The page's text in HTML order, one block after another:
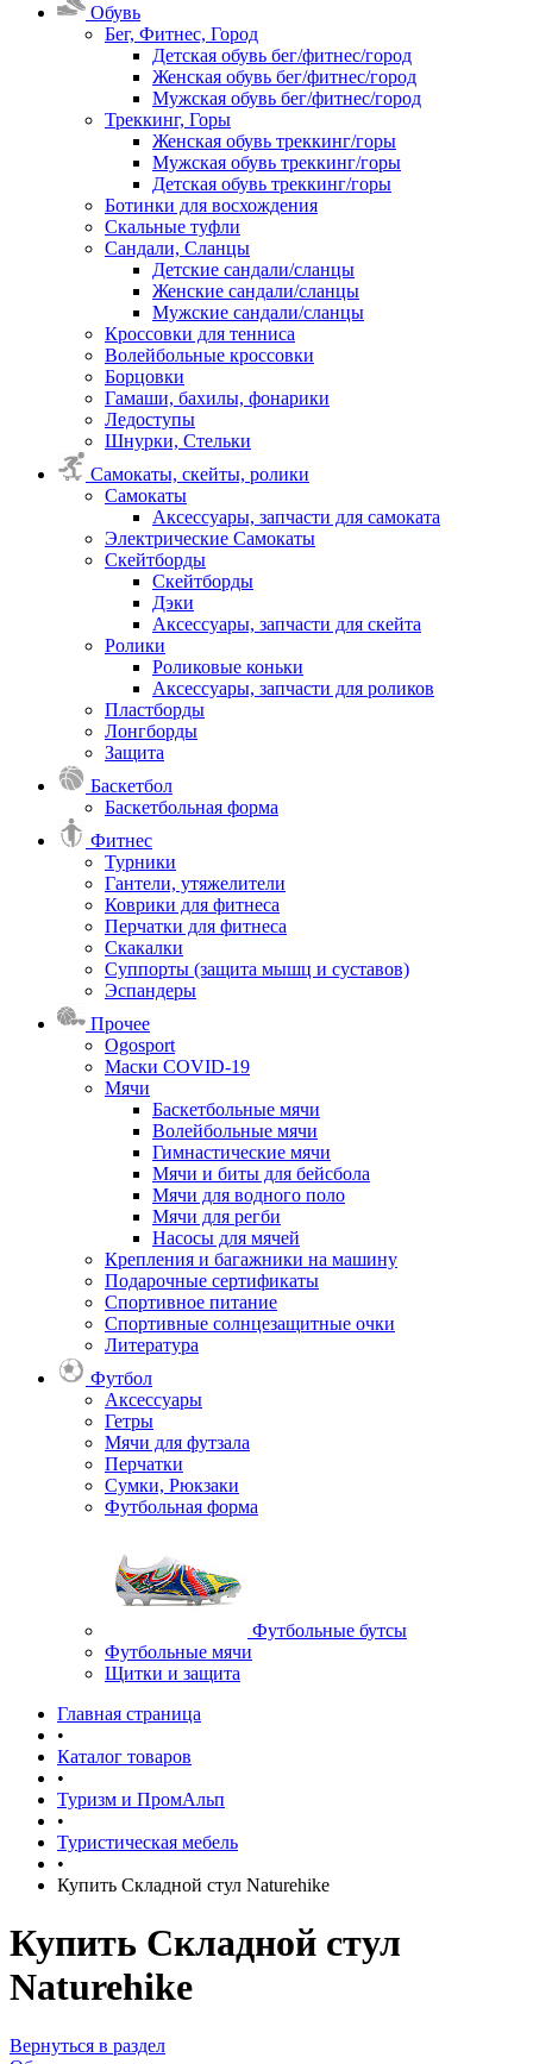
Обувь
Бег, Фитнес, Город
Детская обувь бег/фитнес/город
Женская обувь бег/фитнес/город
Мужская обувь бег/фитнес/город
Треккинг, Горы
Женская обувь треккинг/горы
Мужская обувь треккинг/горы
Детская обувь треккинг/горы
Ботинки для восхождения
Скальные туфли
Сандали, Сланцы
Детские сандали/сланцы
Женские сандали/сланцы
Мужские сандали/сланцы
Кроссовки для тенниса
Волейбольные кроссовки
Борцовки
Гамаши, бахилы, фонарики
Ледоступы
Шнурки, Стельки
Самокаты, скейты, ролики
Самокаты
Аксессуары, запчасти для самоката
Электрические Самокаты
Скейтборды
Скейтборды
Дэки
Аксессуары, запчасти для скейта
Ролики
Роликовые коньки
Аксессуары, запчасти для роликов
Пластборды
Лонгборды
Защита
Баскетбол
Баскетбольная форма
Фитнес
Турники
Гантели, утяжелители
Коврики для фитнеса
Перчатки для фитнеса
Скакалки
Суппорты (защита мышц и суставов)
Эспандеры
Прочее
Ogosport
Маски COVID-19
Мячи
Баскетбольные мячи
Волейбольные мячи
Гимнастические мячи
Мячи и биты для бейсбола
Мячи для водного поло
Мячи для регби
Насосы для мячей
Крепления и багажники на машину
Подарочные сертификаты
Спортивное питание
Спортивные солнцезащитные очки
Литература
Футбол
Аксессуары
Гетры
Мячи для футзала
Перчатки
Сумки, Рюкзаки
Футбольная форма
Футбольные бутсы
Футбольные мячи
Щитки и защита
Главная страница
•
Каталог товаров
•
Туризм и ПромАльп
•
Туристическая мебель
•
Купить Складной стул Naturehike
Купить Складной стул
Naturehike
Вернуться в раздел